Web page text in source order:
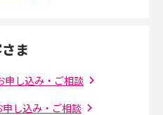
登録方法、投稿の仕方を解説
ョするとバレる？バレるケースや撮
ま
し込み・ご相談
し込み・ご相談